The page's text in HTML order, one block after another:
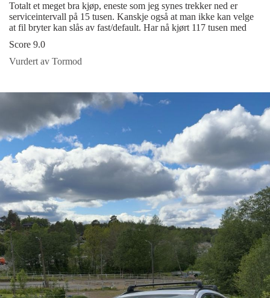
Totalt et meget bra kjøp, eneste som jeg synes trekker ned er
serviceintervall på 15 tusen. Kanskje også at man ikke kan velge
at fil bryter kan slås av fast/default. Har nå kjørt 117 tusen med
Score 9.0
Vurdert av Tormod